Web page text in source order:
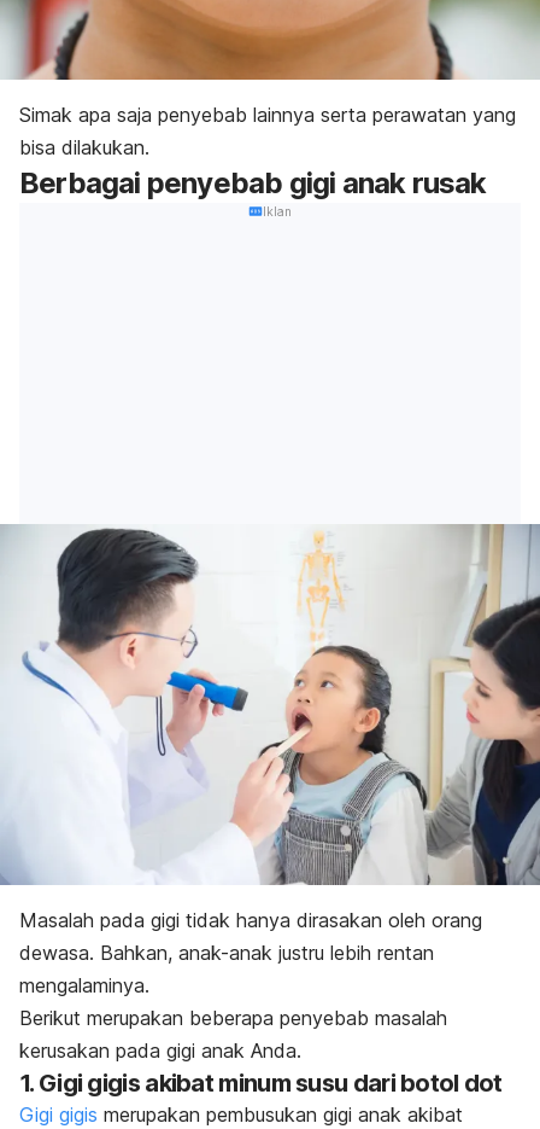
Simak apa saja penyebab lainnya serta perawatan yang
bisa dilakukan.
Berbagai penyebab gigi anak rusak
Iklan
Masalah pada gigi tidak hanya dirasakan oleh orang
dewasa. Bahkan, anak-anak justru lebih rentan
mengalaminya.
Berikut merupakan beberapa penyebab masalah
kerusakan pada gigi anak Anda.
1. Gigi gigis akibat minum susu dari botol dot
Gigi gigis merupakan pembusukan gigi anak akibat